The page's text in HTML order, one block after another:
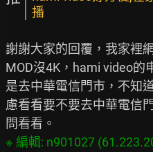
播
謝謝大家的回覆，我家裡
MOD沒4K，hami video的
是去中華電信門市，不知
慮看看要不要去中華電信
※ 編輯: n901027